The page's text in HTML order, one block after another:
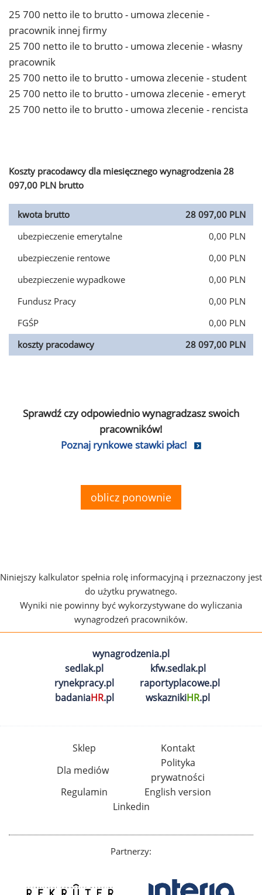
25 700 netto ile to brutto - umowa zlecenie -
pracownik innej firmy
25 700 netto ile to brutto - umowa zlecenie - własny
pracownik
25 700 netto ile to brutto - umowa zlecenie - student
25 700 netto ile to brutto - umowa zlecenie - emeryt
25 700 netto ile to brutto - umowa zlecenie - rencista
Koszty pracodawcy dla miesięcznego wynagrodzenia 28
097,00 PLN brutto
kwota brutto
28 097,00 PLN
ubezpieczenie emerytalne
0,00 PLN
ubezpieczenie rentowe
0,00 PLN
ubezpieczenie wypadkowe
0,00 PLN
Fundusz Pracy
0,00 PLN
FGŚP
0,00 PLN
koszty pracodawcy
28 097,00 PLN
Sprawdź czy odpowiednio wynagradzasz swoich
pracowników!
Poznaj rynkowe stawki płac!
oblicz ponownie
Niniejszy kalkulator spełnia rolę informacyjną i przeznaczony jest
do użytku prywatnego.
Wyniki nie powinny być wykorzystywane do wyliczania
wynagrodzeń pracowników.
wynagrodzenia.pl
sedlak.pl
kfw.sedlak.pl
rynekpracy.pl
raportyplacowe.pl
badaniaHR.pl wskaznikiHR.pl
Sklep
Kontakt
Dla mediów
Polityka
prywatności
Regulamin
English version
Linkedin
Partnerzy: